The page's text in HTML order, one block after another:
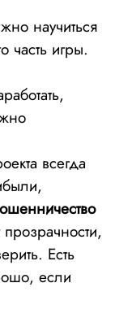
научиться
часть игры.
всегда
Есть
если